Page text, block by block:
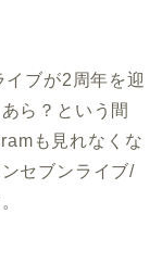
ブが2周年を迎
ら？という間
も見れなくな
セブンライブ/